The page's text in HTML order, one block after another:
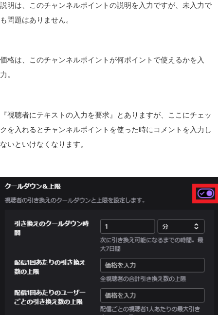
説明は、このチャンネルポイントの説明を入力ですが、未入力で
も問題はありません。
価格は、このチャンネルポイントが何ポイントで使えるかを入
力。
『視聴者にテキストの入力を要求』とありますが、ここにチェッ
クを入れるとチャンネルポイントを使った時にコメントを入力し
ないといけなくなります。